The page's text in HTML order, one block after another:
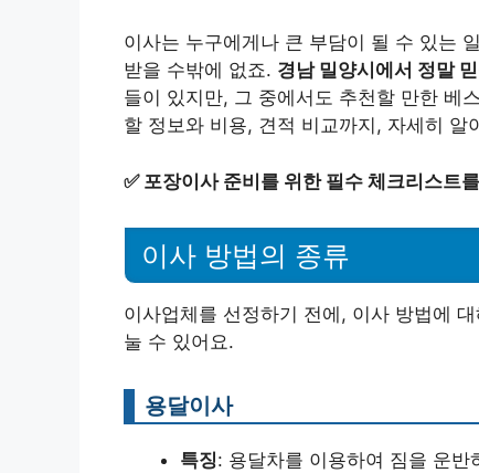
이사는 누구에게나 큰 부담이 될 수 있는
받을 수밖에 없죠. 경남 밀양시에서 정말
들이 있지만, 그 중에서도 추천할 만한 베
할 정보와 비용, 견적 비교까지, 자세히 알
✅ 포장이사 준비를 위한 필수 체크리스트
이사 방법의 종류
이사업체를 선정하기 전에, 이사 방법에
눌 수 있어요.
용달이사
특징: 용달차를 이용하여 짐을 운